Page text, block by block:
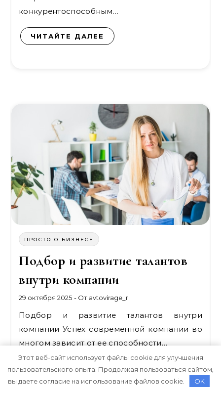
конкурентоспособным…
ЧИТАЙТЕ ДАЛЕЕ
ПРОСТО О БИЗНЕСЕ
Подбор и развитие талантов
внутри компании
29 октября 2025 - От avtovirage_r
Подбор и развитие талантов внутри
компании Успех современной компании во
многом зависит от ее способности…
ЧИТАЙТЕ ДАЛЕЕ
Этот веб-сайт использует файлы cookie для улучшения
пользовательского опыта. Продолжая пользоваться сайтом,
вы даете согласие на использование файлов cookie.
OK